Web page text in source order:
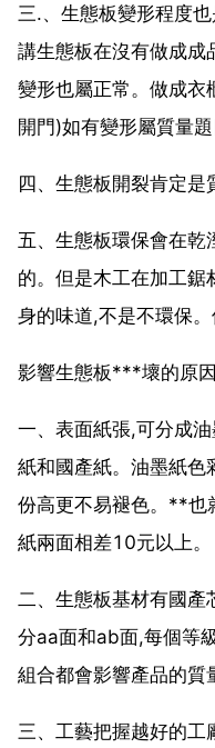
三.、生態板變形程度
講生態板在沒有做成成
變形也屬正常。做成衣
開門)如有變形屬質量題
四、生態板開裂肯定是
五、生態板環保會在乾
的。但是木工在加工鋸
身的味道,不是不環保。
影響生態板***壞的原
一、表面紙張,可分成
紙和國產紙。油墨紙色
份高更不易褪色。**也
紙兩面相差10元以上。
二、生態板基材有國產
分aa面和ab面,每個等
組合都會影響產品的質
三、工藝把握越好的工